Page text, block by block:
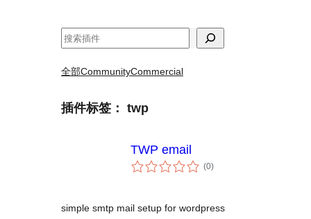
搜
全部CommunityCommercial
插件标签： twp
TWP email
(0总
评)
simple smtp mail setup for wordpress